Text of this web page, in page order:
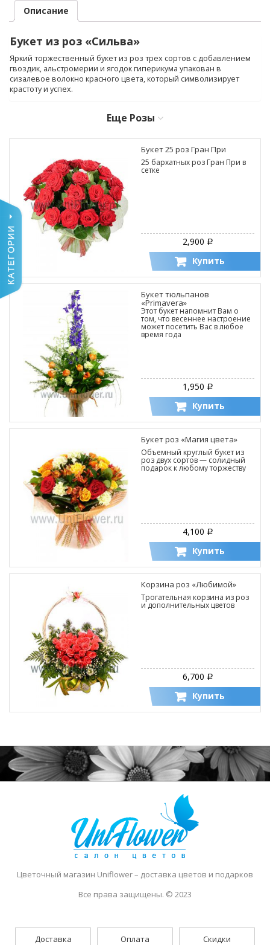
Описание
Букет из роз «Сильва»
Яркий торжественный букет из роз трех сортов с добавлением
гвоздик, альстромерии и ягодок гиперикума упакован в
сизалевое волокно красного цвета, который символизирует
крастоту и успех.
Еще Розы
Букет 25 роз Гран При
25 бархатных роз Гран При в
сетке
2,900 Р
Купить
Букет тюльпанов
«Primavera»
Этот букет напомнит Вам о
том, что весеннее настроение
может посетить Вас в любое
время года
1,950 Р
Купить
Букет роз «Магия цвета»
Объемный круглый букет из
роз двух сортов — солидный
подарок к любому торжеству
4,100 Р
Купить
Корзина роз «Любимой»
Трогательная корзина из роз
и дополнительных цветов
6,700 Р
Купить
Цветочный магазин Uniflower– доставка цветов и подарков
Все права защищены. © 2023
Доставка Оплата Скидки